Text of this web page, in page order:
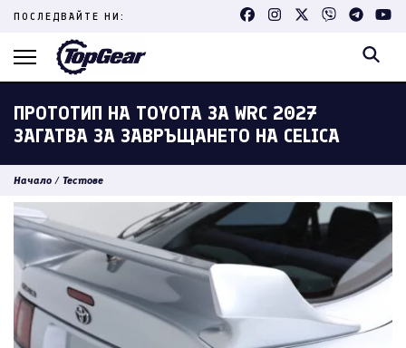
Skip
content
ПОСЛЕДВАЙТЕ НИ:
ПРОТОТИП НА TOYOTA ЗА WRC 2027
ЗАГАТВА ЗА ЗАВРЪЩАНЕТО НА CELICA
Начало / Тестове